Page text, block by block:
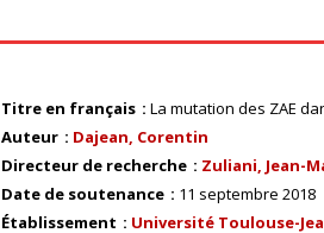
Titre en français
La mutation des ZAE
Auteur
Dajean, Corentin
Directeur de recherche
Zuliani, Jean-
Date de soutenance
11 septembre 2018
Établissement
Université Toulouse-